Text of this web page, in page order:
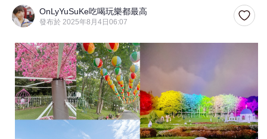
OnLyYuSuKe吃喝玩樂都最高
發布於 2025年8月4日06:07